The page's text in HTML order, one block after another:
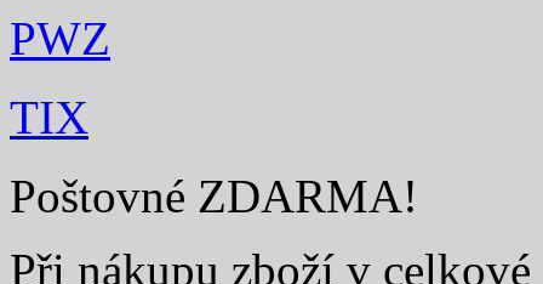
PWZ
TIX
Poštovné ZDARMA!
Při nákupu zboží v